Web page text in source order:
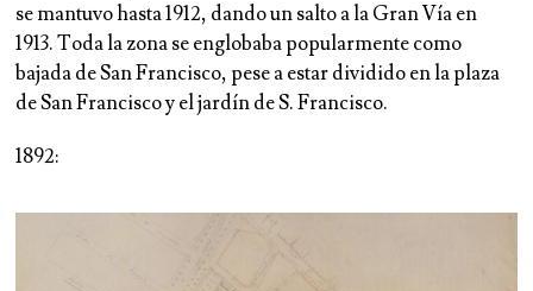
se mantuvo hasta 1912, dando un salto a la Gran Vía en
1913. Toda la zona se englobaba popularmente como
bajada de San Francisco, pese a estar dividido en la plaza
de San Francisco y el jardín de S. Francisco.
1892: